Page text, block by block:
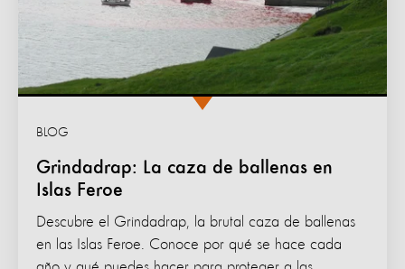
Grindadrap: La caza de ballenas en
Islas Feroe
BLOG
Descubre el Grindadrap, la brutal caza de ballenas
en las Islas Feroe. Conoce por qué se hace cada